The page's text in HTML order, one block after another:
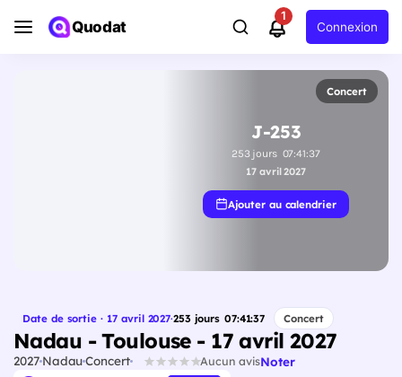
Quodat
1
Connexion
Concert
J-253
253jours 07:41:36
17 avril 2027
Ajouter au calendrier
Date de sortie · 17 avril 2027·253 jours 07:41:36 Concert
Nadau - Toulouse - 17 avril 2027
2027NadauConcert Aucun avisNoter